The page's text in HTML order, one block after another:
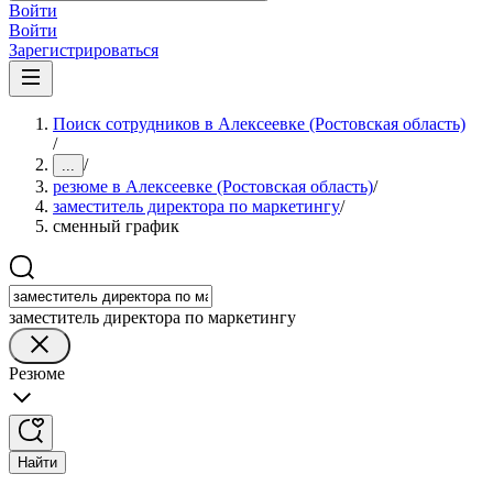
Войти
Войти
Зарегистрироваться
Поиск сотрудников в Алексеевке (Ростовская область)
/
... /
резюме в Алексеевке (Ростовская область)/
заместитель директора по маркетингу/
сменный график
заместитель директора по маркетингу
Резюме
Найти